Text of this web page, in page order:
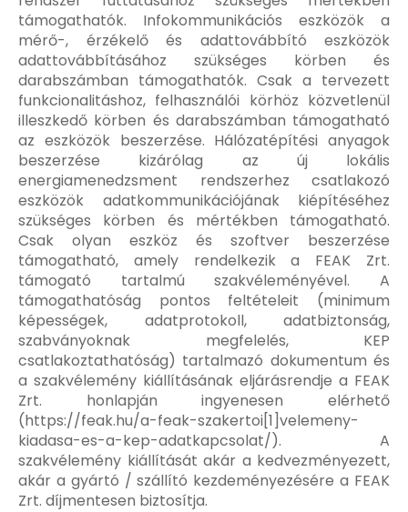
támogathatók. Infokommunikációs eszközök a
mérő-, érzékelő és adattovábbító eszközök
adattovábbításához szükséges körben és
darabszámban támogathatók. Csak a tervezett
funkcionalitáshoz, felhasználói körhöz közvetlenül
illeszkedő körben és darabszámban támogatható
az eszközök beszerzése. Hálózatépítési anyagok
beszerzése kizárólag az új lokális
energiamenedzsment rendszerhez csatlakozó
eszközök adatkommunikációjának kiépítéséhez
szükséges körben és mértékben támogatható.
Csak olyan eszköz és szoftver beszerzése
támogatható, amely rendelkezik a FEAK Zrt.
támogató tartalmú szakvéleményével. A
támogathatóság pontos feltételeit (minimum
képességek, adatprotokoll, adatbiztonság,
szabványoknak megfelelés, KEP
csatlakoztathatóság) tartalmazó dokumentum és
a szakvélemény kiállításának eljárásrendje a FEAK
Zrt. honlapján ingyenesen elérhető
(https://feak.hu/a-feak-szakertoi[1]velemeny-
kiadasa-es-a-kep-adatkapcsolat/). A
szakvélemény kiállítását akár a kedvezményezett,
akár a gyártó / szállító kezdeményezésére a FEAK
Zrt. díjmentesen biztosítja.